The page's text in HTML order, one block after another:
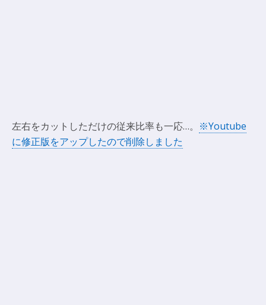
左右をカットしただけの従来比率も一応…。 ※Youtube
に修正版をアップしたので削除しました